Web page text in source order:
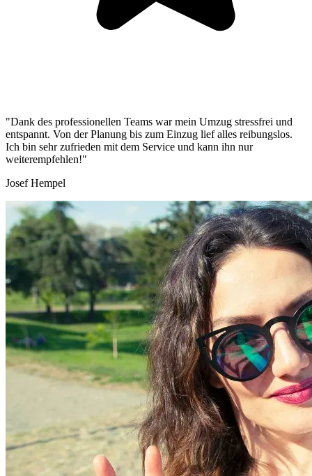
"Dank des professionellen Teams war mein Umzug stressfrei und
entspannt. Von der Planung bis zum Einzug lief alles reibungslos.
Ich bin sehr zufrieden mit dem Service und kann ihn nur
weiterempfehlen!"
Josef Hempel